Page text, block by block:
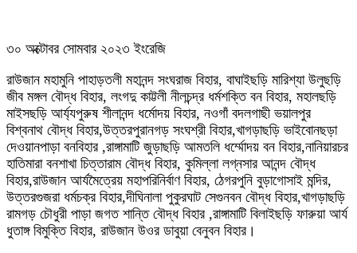
৩০ অক্টোবর সোমবার ২০২৩ ইংরেজি
রাউজান মহামুনি পাহাড়তলী মহানন্দ সংঘরাজ বিহার, বাঘাইছড়ি মারিশ্যা উলুছড়ি
জীব মঙ্গল বৌদ্ধ বিহার, লংগদু কাট্টলী নীলচন্দ্র ধর্মশক্তি বন বিহার, মহালছড়ি
মাইসছড়ি আর্য্যপুরুষ শীলানন্দ ধর্মোদয় বিহার, নওগাঁ বদলগাছী ভয়ালপুর
বিশ্বনাথ বৌদ্ধ বিহার,উত্তরপুরানগড় সংঘশ্রী বিহার,খাগড়াছড়ি ভাইবোনছড়া
দেওয়ানপাড়া বনবিহার ,রাঙ্গামাটি জুড়াছড়ি আমতলি ধর্ম্মোদয় বন বিহার,নানিয়ারচর
হাতিমারা বনশাখা চিত্তারাম বৌদ্ধ বিহার, কুমিল্লা লগ্নসার আনন্দ বৌদ্ধ
বিহার,রাউজান আর্যমৈত্রেয় মহাপরিনির্বাণ বিহার, ঠেগরপুনি বুড়াগোসাই মন্দির,
উত্তরগুজরা ধর্মচক্র বিহার,দীঘিনালা পুকুরঘাট সেগুনবন বৌদ্ধ বিহার,খাগড়াছড়ি
রামগড় চৌধুরী পাড়া জগত শান্তি বৌদ্ধ বিহার ,রাঙ্গামাটি বিলাইছড়ি ফারুয়া আর্য
ধুতাঙ্গ বিমুক্তি বিহার, রাউজান উওর ডাবুয়া বেনুবন বিহার।